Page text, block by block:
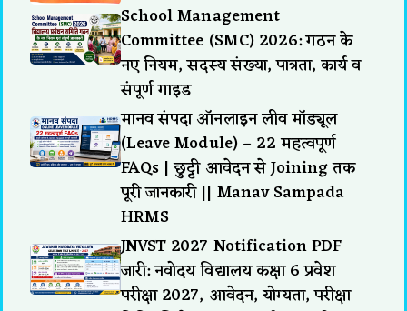
School Management
Committee (SMC) 2026: गठन के
नए नियम, सदस्य संख्या, पात्रता, कार्य व
संपूर्ण गाइड
मानव संपदा ऑनलाइन लीव मॉड्यूल
(Leave Module) – 22 महत्वपूर्ण
FAQs | छुट्टी आवेदन से Joining तक
पूरी जानकारी || Manav Sampada
HRMS
JNVST 2027 Notification PDF
जारी: नवोदय विद्यालय कक्षा 6 प्रवेश
परीक्षा 2027, आवेदन, योग्यता, परीक्षा